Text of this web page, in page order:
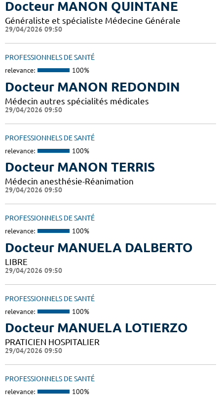
Docteur MANON QUINTANE
Généraliste et spécialiste Médecine Générale
29/04/2026 09:50
PROFESSIONNELS DE SANTÉ
relevance: 100%
Docteur MANON REDONDIN
Médecin autres spécialités médicales
29/04/2026 09:50
PROFESSIONNELS DE SANTÉ
relevance: 100%
Docteur MANON TERRIS
Médecin anesthésie-Réanimation
29/04/2026 09:50
PROFESSIONNELS DE SANTÉ
relevance: 100%
Docteur MANUELA DALBERTO
LIBRE
29/04/2026 09:50
PROFESSIONNELS DE SANTÉ
relevance: 100%
Docteur MANUELA LOTIERZO
PRATICIEN HOSPITALIER
29/04/2026 09:50
PROFESSIONNELS DE SANTÉ
relevance: 100%